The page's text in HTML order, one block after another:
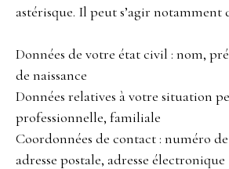
astérisque. Il peut s’agir notamment
Données de votre état civil : nom,
de naissance
Données relatives à votre situation
professionnelle, familiale
Coordonnées de contact : numéro
adresse postale, adresse électronique